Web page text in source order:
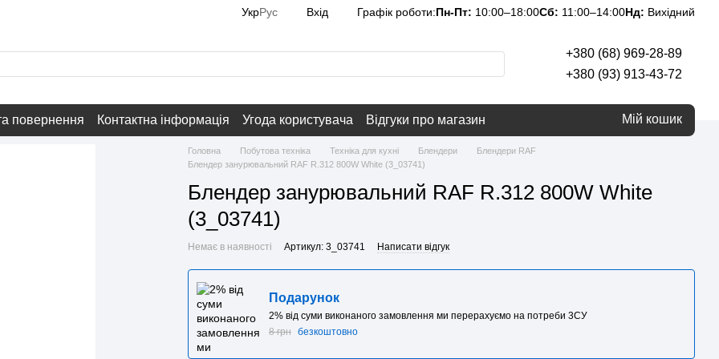
УкрРус Вхід Графік роботи:Пн-Пт: 10:00–18:00Сб: 11:00–14:00Нд: Вихідний
+380 (68) 969-28-89
+380 (93) 913-43-72
повернення Контактна інформація Угода користувача Відгуки про магазин Мій кошик
Головна Побутова техніка Техніка для кухні Блендери
Блендери RAF
Блендер занурювальний RAF R.312 800W White (3_03741)
Блендер занурювальний RAF R.312 800W White
(3_03741)
Немає в наявності Артикул: 3_03741 Написати відгук
Подарунок
2% від суми виконаного замовлення ми перерахуємо на потреби 3CУ
8 грн безкоштовно